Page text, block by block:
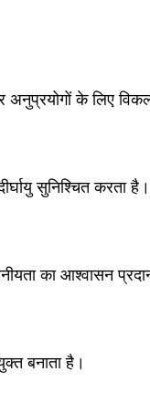
के लिए
सुनिश्चित करता है।
का आश्वासन
बनाता है।